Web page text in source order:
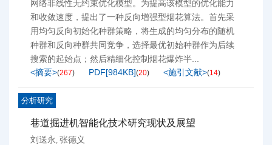
网络非线性无约束优化模型。为提高该模型的优化能力
和收敛速度，提出了一种反向增强型烟花算法。首先采
用均匀反向初始化种群策略，将生成的均匀分布的随机
种群和反向种群共同竞争，选择最优初始种群作为后续
搜索的起始点；然后精细化控制烟花爆炸半...
<摘要>(267) PDF[984KB](20) <施引文献>(14)
分析研究
巷道掘进机智能化技术研究现状及展望
刘送永 , 张德义